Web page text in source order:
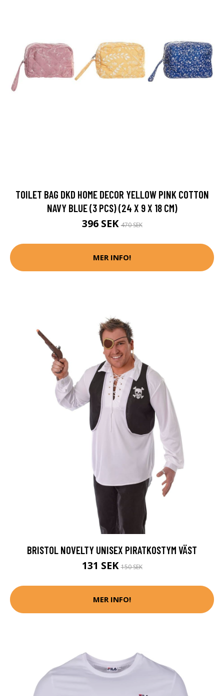
TOILET BAG DKD HOME DECOR YELLOW PINK COTTON
NAVY BLUE (3 PCS) (24 X 9 X 18 CM)
396 SEK470 SEK
MER INFO!
BRISTOL NOVELTY UNISEX PIRATKOSTYM VÄST
131 SEK150 SEK
MER INFO!